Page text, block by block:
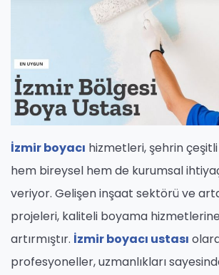
İzmir boyacı hizmetleri, şehrin
hem bireysel hem de kurumsal
veriyor. Gelişen inşaat sektörü ve
projeleri, kaliteli boyama
artırmıştır. İzmir boyacı ustası
profesyoneller, uzmanlıkları